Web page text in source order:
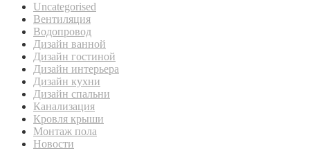
Uncategorised
Вентиляция
Водопровод
Дизайн ванной
Дизайн гостиной
Дизайн интерьера
Дизайн кухни
Дизайн спальни
Канализация
Кровля крыши
Монтаж пола
Новости